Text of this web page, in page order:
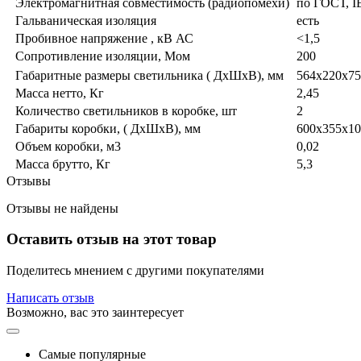
Гальваническая изоляция
есть
Пробивное напряжение , кВ АС
<1,5
Сопротивление изоляции, Мом
200
Габаритные размеры светильника ( ДхШхВ), мм
564х220х75
Масса нетто, Кг
2,45
Количество светильников в коробке, шт
2
Габариты коробки, ( ДхШхВ), мм
Объем коробки, м3
0,02
Масса брутто, Кг
5,3
Отзывы
Отзывы не найдены
Оставить отзыв на этот товар
Поделитесь мнением с другими покупателями
Написать отзыв
Возможно, вас это заинтересует
Самые популярные